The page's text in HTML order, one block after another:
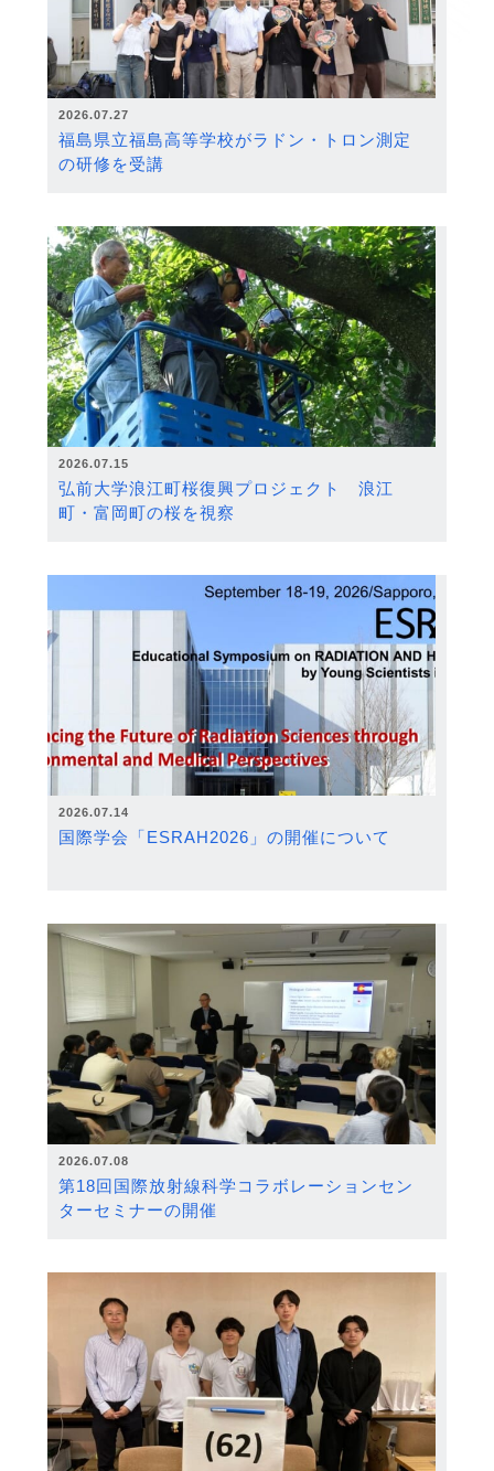
2026.07.27
福島県立福島高等学校がラドン・トロン測定
の研修を受講
2026.07.15
弘前大学浪江町桜復興プロジェクト 浪江
町・富岡町の桜を視察
2026.07.14
国際学会「ESRAH2026」の開催について
2026.07.08
第18回国際放射線科学コラボレーションセン
ターセミナーの開催